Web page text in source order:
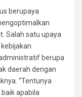
berupaya
Salah satu upaya
berupa
daerah dengan
“Tentunya
apabila